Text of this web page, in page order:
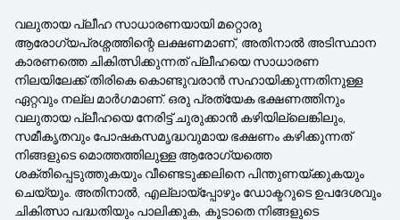
വലുതായ പ്ലീഹ സാധാരണയായി മറ്റൊരു
ആരോഗ്യപ്രശ്നത്തിന്റെ ലക്ഷണമാണ്, അതിനാൽ അടിസ്ഥാന
കാരണത്തെ ചികിത്സിക്കുന്നത് പ്ലീഹയെ സാധാരണ
നിലയിലേക്ക് തിരികെ കൊണ്ടുവരാൻ സഹായിക്കുന്നതിനുള്ള
ഏറ്റവും നല്ല മാർഗമാണ്. ഒരു പ്രത്യേക ഭക്ഷണത്തിനും
വലുതായ പ്ലീഹയെ നേരിട്ട് ചുരുക്കാൻ കഴിയില്ലെങ്കിലും,
സമീകൃതവും പോഷകസമൃദ്ധവുമായ ഭക്ഷണം കഴിക്കുന്നത്
നിങ്ങളുടെ മൊത്തത്തിലുള്ള ആരോഗ്യത്തെ
ശക്തിപ്പെടുത്തുകയും വീണ്ടെടുക്കലിനെ പിന്തുണയ്ക്കുകയും
ചെയ്യും. അതിനാൽ, എല്ലായ്പ്പോഴും ഡോക്ടറുടെ ഉപദേശവും
ചികിത്സാ പദ്ധതിയും പാലിക്കുക, കൂടാതെ നിങ്ങളുടെ